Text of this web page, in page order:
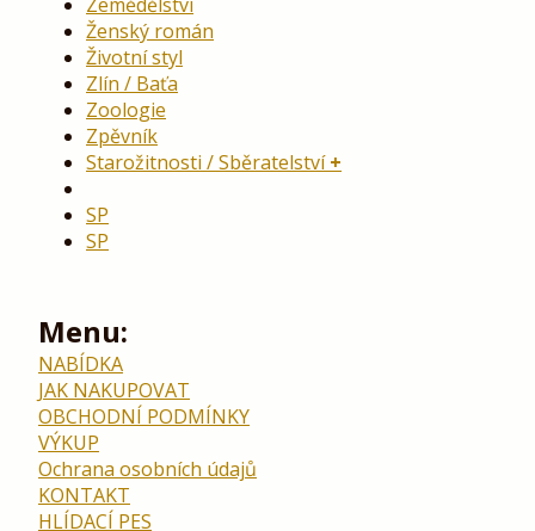
Zemědělství
Ženský román
Životní styl
Zlín / Baťa
Zoologie
Zpěvník
Starožitnosti / Sběratelství
SP
SP
Menu:
NABÍDKA
JAK NAKUPOVAT
OBCHODNÍ PODMÍNKY
VÝKUP
Ochrana osobních údajů
KONTAKT
HLÍDACÍ PES